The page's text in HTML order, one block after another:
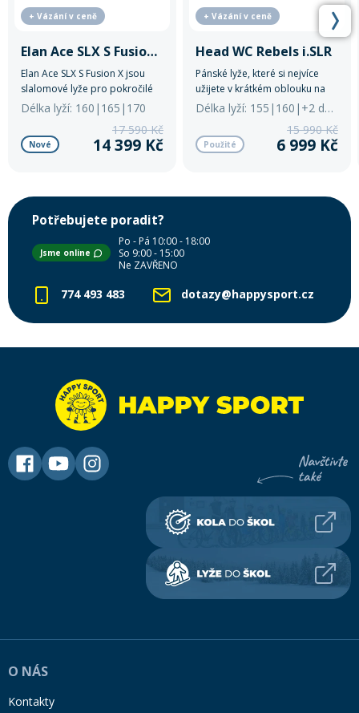
+ Vázání v ceně
Elan Ace SLX S Fusion X
Elan Ace SLX S Fusion X jsou
slalomové lyže pro pokročilé
lyžaře s přesným ovládáním a
dynamikou.
Délka lyží: 160|165|170
Nové
17 590 Kč
14 399 Kč
+ Vázání v ceně
Head WC Rebels i.SLR
Pánské lyže, které si nejvíce
užijete v krátkém oblouku na
upravené sjezdovce.
Délka lyží: 155|160|+2 další
Použité
15 990 Kč
6 999 Kč
Potřebujete poradit?
Jsme online
Po - Pá 10:00 - 18:00
So 9:00 - 15:00
Ne ZAVŘENO
774 493 483 dotazy@happysport.cz
O NÁS
Kontakty